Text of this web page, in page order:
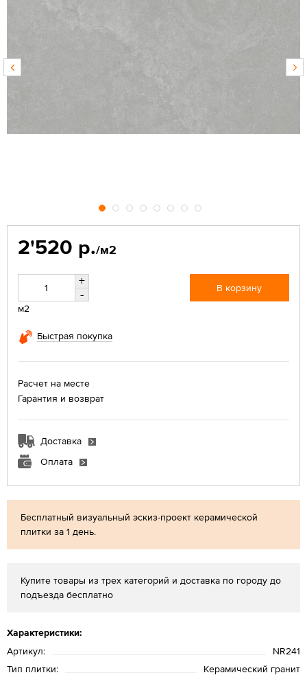
Бесплатный визуальный эскиз-проект керамической
плитки за 1 день.
Купите товары из трех категорий и доставка по городу до
подъезда бесплатно
Характеристики:
Артикул:
NR241
Тип плитки:
Керамический гранит
2'520 р./м2
+
-
м2
В корзину
Быстрая покупка
Расчет на месте
Гарантия и возврат
Доставка
Оплата